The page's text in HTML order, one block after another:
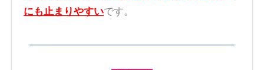
にも止まりやすいです。